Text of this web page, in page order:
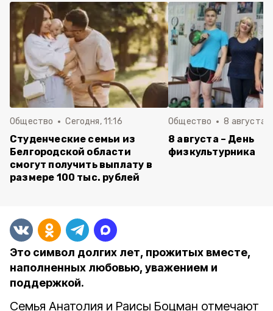
Общество Сегодня, 11:16
Студенческие семьи из
Белгородской области
смогут получить выплату в
размере 100 тыс. рублей
Общество 8 августа ,
8 августа – День
физкультурника
Это символ долгих лет, прожитых вместе,
наполненных любовью, уважением и
поддержкой.
Семья Анатолия и Раисы Боцман отмечают